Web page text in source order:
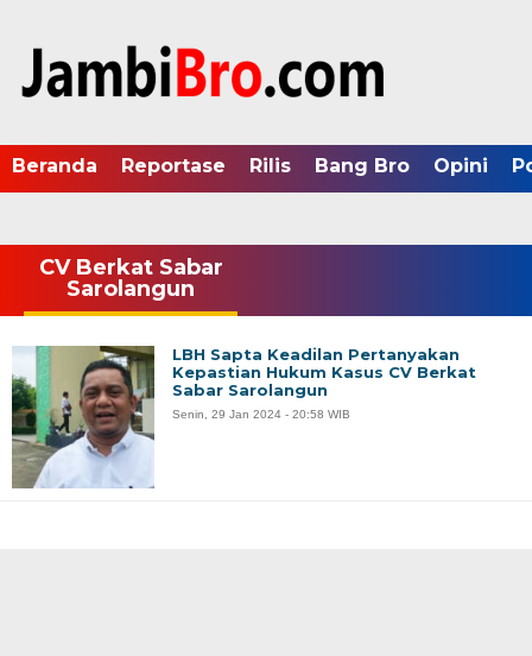
Beranda Reportase Rilis Bang Bro Opini
CV Berkat Sabar
Sarolangun
LBH Sapta Keadilan Pertanyakan
Kepastian Hukum Kasus CV Berkat
Sabar Sarolangun
Senin, 29 Jan 2024 - 20:58 WIB